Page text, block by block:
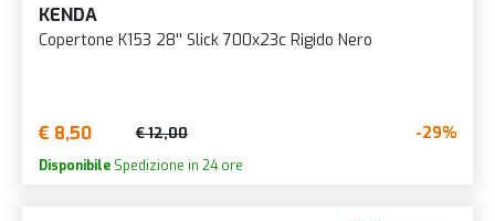
KENDA
Copertone K153 28'' Slick 700x23c Rigido Nero
€ 8,50 € 12,00 -29%
Disponibile Spedizione in 24 ore